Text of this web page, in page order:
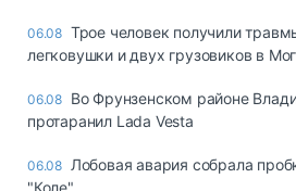
06.08 Трое человек получили
легковушки и двух грузовиков в
06.08 Во Фрунзенском районе
протаранил Lada Vesta
06.08 Лобовая авария собрала